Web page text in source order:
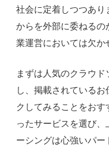
社会に定着しつつあり
からを外部に委ねる
業運営においては欠か
まずは人気のクラウ
し、掲載されている
クしてみることをお
ったサービスを選び
ーシングは心強いパー